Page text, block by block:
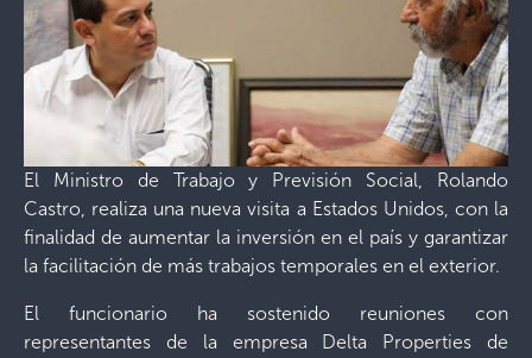
El Ministro de Trabajo y Previsión Social, Rolando
Castro, realiza una nueva visita a Estados Unidos, con la
finalidad de aumentar la inversión en el país y garantizar
la facilitación de más trabajos temporales en el exterior.
El funcionario ha sostenido reuniones con
representantes de la empresa Delta Properties de